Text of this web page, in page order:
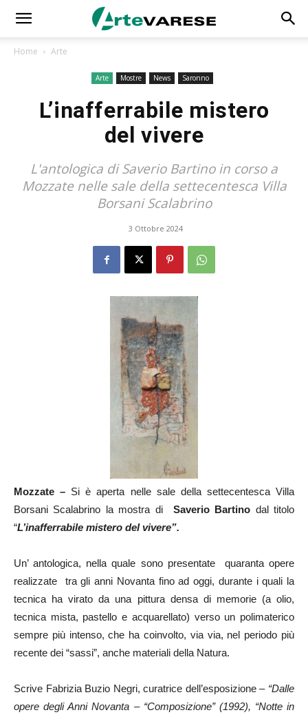
Home Arte
Arte Mostre News Saronno
L’inafferrabile mistero
del vivere
L'antologica di Saverio Bartino in corso a
Mozzate nelle sale della settecentesca Villa
Borsani Scalabrino
3 Ottobre 2024
Mozzate – Si è aperta nelle sale della settecentesca Villa
Borsani Scalabrino la mostra di Saverio Bartino dal titolo
“L’inafferrabile mistero del vivere”.
Un’ antologica, nella quale sono presentate quaranta opere
realizzate tra gli anni Novanta fino ad oggi, durante i quali la
tecnica ha virato da una pittura densa di memorie (a olio,
tecnica mista, pastello e acquarellato) verso un polimaterico
sempre più intenso, che ha coinvolto, via via, nel periodo più
recente dei “sassi”, anche materiali della Natura.
Scrive Fabrizia Buzio Negri, curatrice dell’esposizione – “Dalle
opere degli Anni Novanta – “Composizione” (1992), “Notte in